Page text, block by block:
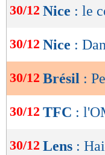
de
OK
30/12 Nice : le
30/12 Nice :
30/12 Brésil :
30/12 TFC :
30/12 Lens :